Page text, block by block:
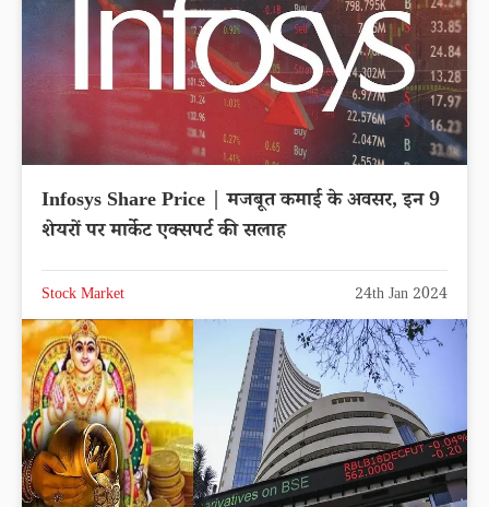
Infosys Share Price | मजबूत कमाई के अवसर, इन 9
शेयरों पर मार्केट एक्सपर्ट की सलाह
Stock Market 24th Jan 2024